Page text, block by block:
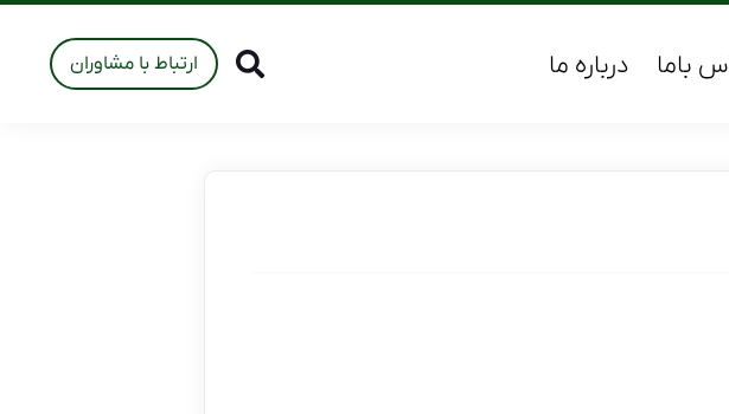
باما درباره ما ارتباط با مشاوران